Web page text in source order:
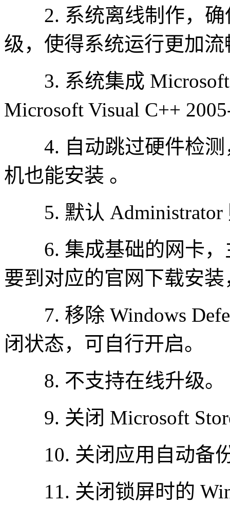
2. 系统离线制作，确
级，使得系统运行更加流
3. 系统集成 Microsoft
Microsoft Visual C++
4. 自动跳过硬件检测
机也能安装 。
5. 默认 Administrator
6. 集成基础的网卡，
要到对应的官网下载安
7. 移除 Windows
闭状态，可自行开启。
8. 不支持在线升级。
9. 关闭 Microsoft
10. 关闭应用自动备
11. 关闭锁屏时的